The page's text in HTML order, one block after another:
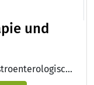
und
Qualifikationen: Diätassistentin Gastroenterologische Ernährungstherapie, Anbieterqualifikation Krankenkasse, Berufsurkunde